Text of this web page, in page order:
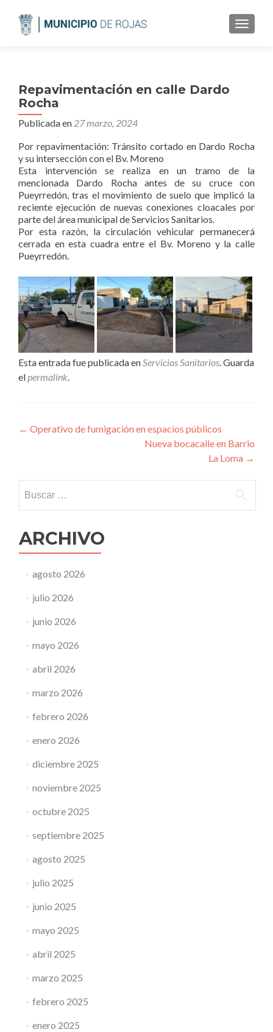
Repavimentación en calle Dardo
Rocha
Publicada en 27 marzo, 2024
Por repavimentación: Tránsito cortado en Dardo Rocha
y su intersección con el Bv. Moreno
Esta intervención se realiza en un tramo de la
mencionada Dardo Rocha antes de su cruce con
Pueyrredón, tras el movimiento de suelo que implicó la
reciente ejecución de nuevas conexiones ‍cloacales por
parte del área municipal de Servicios Sanitarios.
Por esta razón, la circulación vehicular permanecerá
cerrada en esta cuadra entre el Bv. Moreno y la calle
Pueyrredón.
Esta entrada fue publicada enServicios Sanitarios. Guarda
elpermalink.
Navegación
entradas
← Operativo de fumigación en espacios públicos
Nueva bocacalle en Barrio
La Loma →
ARCHIVO
agosto 2026
julio 2026
junio 2026
mayo 2026
abril 2026
marzo 2026
febrero 2026
enero 2026
diciembre 2025
noviembre 2025
octubre 2025
septiembre 2025
agosto 2025
julio 2025
junio 2025
mayo 2025
abril 2025
marzo 2025
febrero 2025
enero 2025